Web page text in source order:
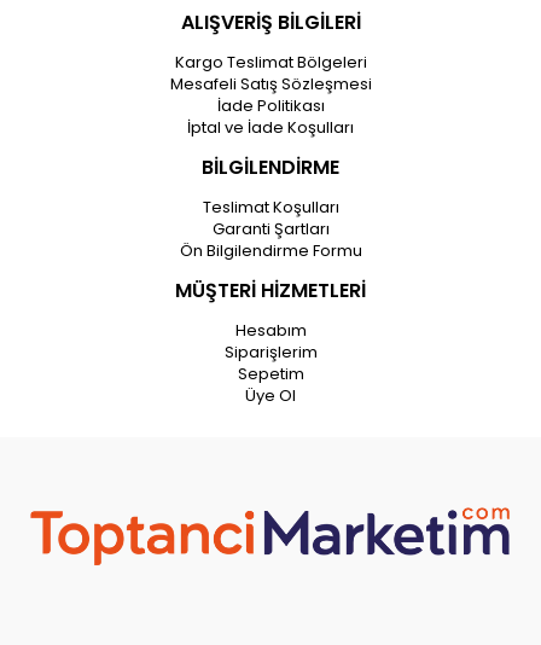
ALIŞVERİŞ BİLGİLERİ
Kargo Teslimat Bölgeleri
Mesafeli Satış Sözleşmesi
İade Politikası
İptal ve İade Koşulları
BİLGİLENDİRME
Teslimat Koşulları
Garanti Şartları
Ön Bilgilendirme Formu
MÜŞTERİ HİZMETLERİ
Hesabım
Siparişlerim
Sepetim
Üye Ol